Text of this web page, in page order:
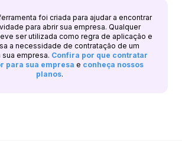
foi criada para ajudar a encontrar
para abrir sua empresa. Qualquer
ser utilizada como regra de aplicação e
a necessidade de contratação de um
empresa. Confira por que contratar
para sua empresa e conheça nossos
planos.